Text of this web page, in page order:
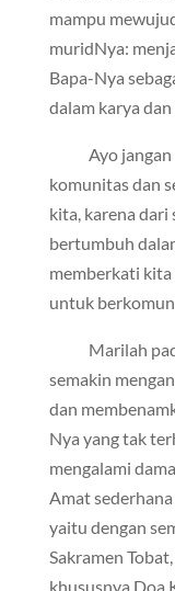
mampu
muridNya:
Bapa-Nya
dalam karya
Ayo jangan
komunitas dan
kita, karena dari
bertumbuh
memberkati kita
untuk
Marilah pada
semakin
dan
Nya yang tak
mengalami
Amat
yaitu dengan
Sakramen
khususnya Doa